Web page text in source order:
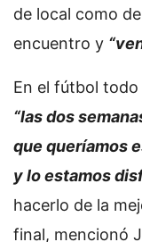
de local como
encuentro y
En el fútbol todo
“las dos
que queríamos
y lo estamos
hacerlo de la
final, mencionó